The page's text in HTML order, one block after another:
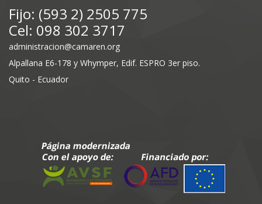
Fijo: (593 2) 2505 775
Cel: 098 302 3717
administracion@camaren.org
Alpallana E6-178 y Whymper, Edif. ESPRO 3er piso.
Quito - Ecuador